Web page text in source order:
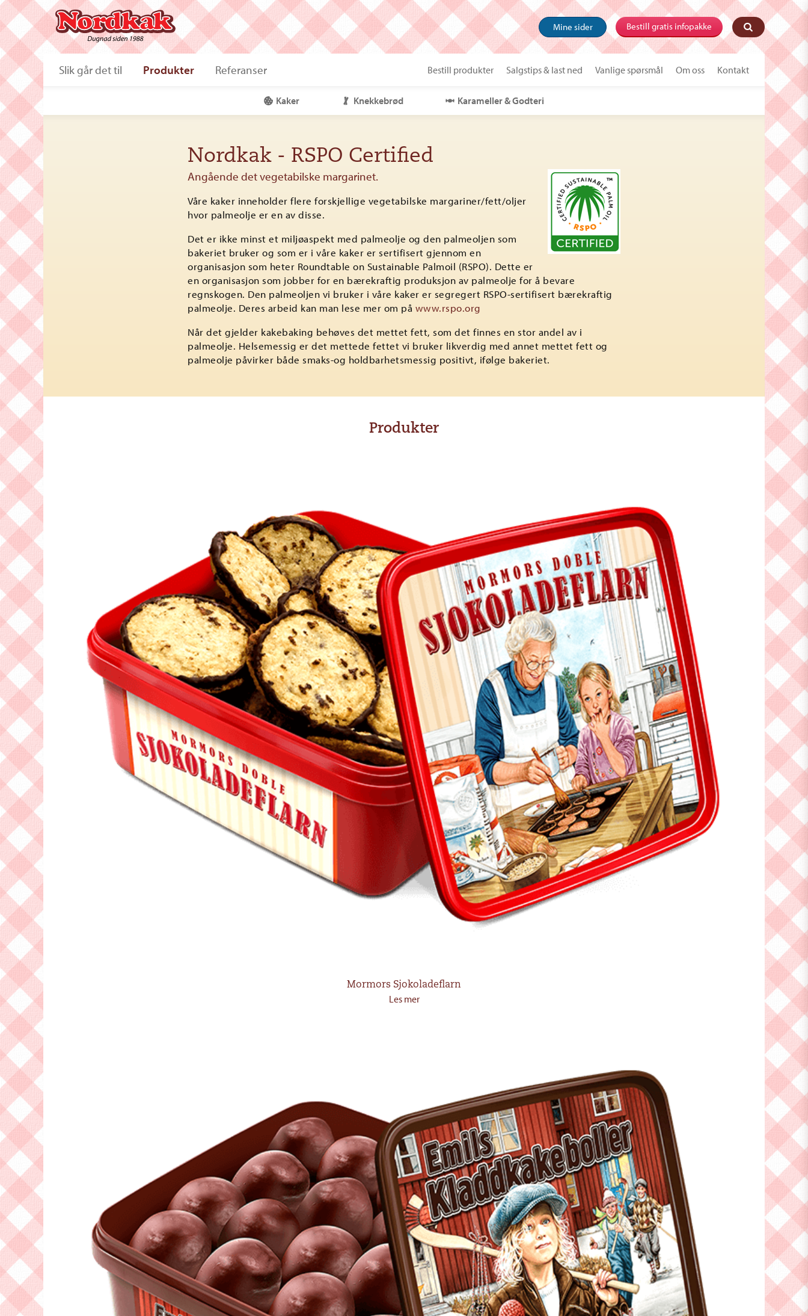
Mine sider Bestill gratis infopakke
Slik går det til Produkter Referanser Bestill produkter Salgstips & last ned Vanlige spørsmål Om oss Kontakt
Kaker Knekkebrød Karameller & Godteri
Nordkak - RSPO Certified
Angående det vegetabilske margarinet.
Våre kaker inneholder flere forskjellige vegetabilske margariner/fett/oljer
hvor palmeolje er en av disse.
Det er ikke minst et miljøaspekt med palmeolje og den palmeoljen som
bakeriet bruker og som er i våre kaker er sertifisert gjennom en
organisasjon som heter Roundtable on Sustainable Palmoil (RSPO). Dette er
en organisasjon som jobber for en bærekraftig produksjon av palmeolje for å bevare
regnskogen. Den palmeoljen vi bruker i våre kaker er segregert RSPO-sertifisert bærekraftig
palmeolje. Deres arbeid kan man lese mer om på www.rspo.org
Når det gjelder kakebaking behøves det mettet fett, som det finnes en stor andel av i
palmeolje. Helsemessig er det mettede fettet vi bruker likverdig med annet mettet fett og
palmeolje påvirker både smaks-og holdbarhetsmessig positivt, ifølge bakeriet.
Produkter
Mormors Sjokoladeflarn
Les mer